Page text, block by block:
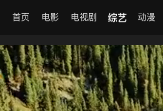
首页 电影 电视剧 综艺 动漫